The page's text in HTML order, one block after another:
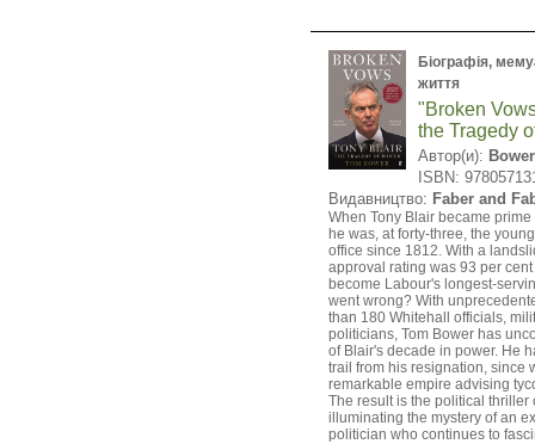
Біографія,
життя
"Broken
the Tragedy
Автор(и):
ISBN:
Видавництво: Faber and
When Tony Blair became
he was, at forty-three, the
office since 1812. With a
approval rating was 93 per
become Labour's longest-
went wrong? With
than 180 Whitehall officials,
politicians, Tom Bower has
of Blair's decade in power. He
trail from his resignation, since
remarkable empire advising
The result is the political thriller
illuminating the mystery of an
politician who continues to